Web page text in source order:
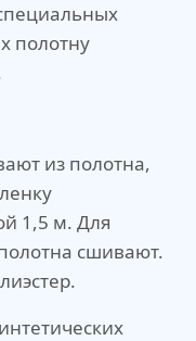
полотну
из полотна,
1,5 м. Для
сшивают.